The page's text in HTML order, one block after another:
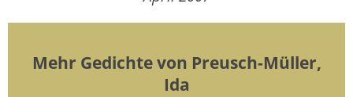
Mehr Gedichte von Preusch-Müller,
Ida